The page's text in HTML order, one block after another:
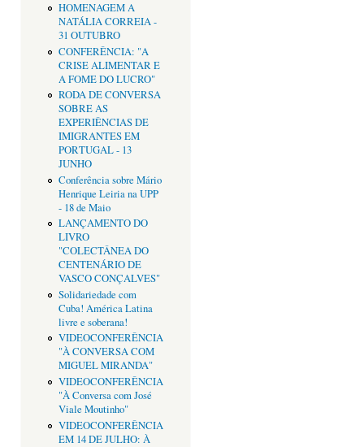
HOMENAGEM A
NATÁLIA CORREIA -
31 OUTUBRO
CONFERÊNCIA: "A
CRISE ALIMENTAR E
A FOME DO LUCRO"
RODA DE CONVERSA
SOBRE AS
EXPERIÊNCIAS DE
IMIGRANTES EM
PORTUGAL - 13
JUNHO
Conferência sobre Mário
Henrique Leiria na UPP
- 18 de Maio
LANÇAMENTO DO
LIVRO
"COLECTÂNEA DO
CENTENÁRIO DE
VASCO CONÇALVES"
Solidariedade com
Cuba! América Latina
livre e soberana!
VIDEOCONFERÊNCIA
"À CONVERSA COM
MIGUEL MIRANDA"
VIDEOCONFERÊNCIA
"À Conversa com José
Viale Moutinho"
VIDEOCONFERÊNCIA
EM 14 DE JULHO: À